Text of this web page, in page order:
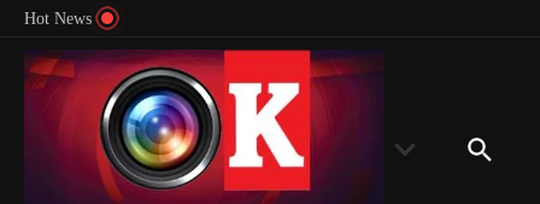
Lewati ke konten
Hot News